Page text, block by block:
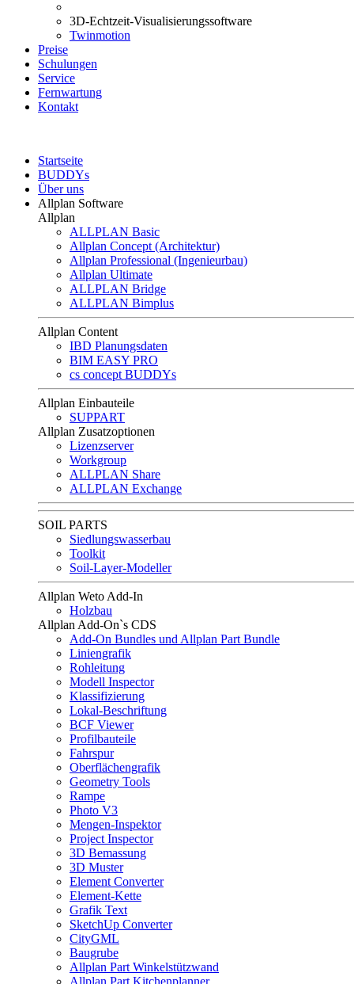
3D-Echtzeit-Visualisierungssoftware
Twinmotion
Preise
Schulungen
Service
Fernwartung
Kontakt
Startseite
BUDDYs
Über uns
Allplan Software
Allplan
ALLPLAN Basic
Allplan Concept (Architektur)
Allplan Professional (Ingenieurbau)
Allplan Ultimate
ALLPLAN Bridge
ALLPLAN Bimplus
Allplan Content
IBD Planungsdaten
BIM EASY PRO
cs concept BUDDYs
Allplan Einbauteile
SUPPART
Allplan Zusatzoptionen
Lizenzserver
Workgroup
ALLPLAN Share
ALLPLAN Exchange
SOIL PARTS
Siedlungswasserbau
Toolkit
Soil-Layer-Modeller
Allplan Weto Add-In
Holzbau
Allplan Add-On`s CDS
Add-On Bundles und Allplan Part Bundle
Liniengrafik
Rohleitung
Modell Inspector
Klassifizierung
Lokal-Beschriftung
BCF Viewer
Profilbauteile
Fahrspur
Oberflächengrafik
Geometry Tools
Rampe
Photo V3
Mengen-Inspektor
Project Inspector
3D Bemassung
3D Muster
Element Converter
Element-Kette
Grafik Text
SketchUp Converter
CityGML
Baugrube
Allplan Part Winkelstützwand
Allplan Part Kitchenplanner